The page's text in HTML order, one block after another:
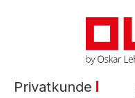
Privatkunde